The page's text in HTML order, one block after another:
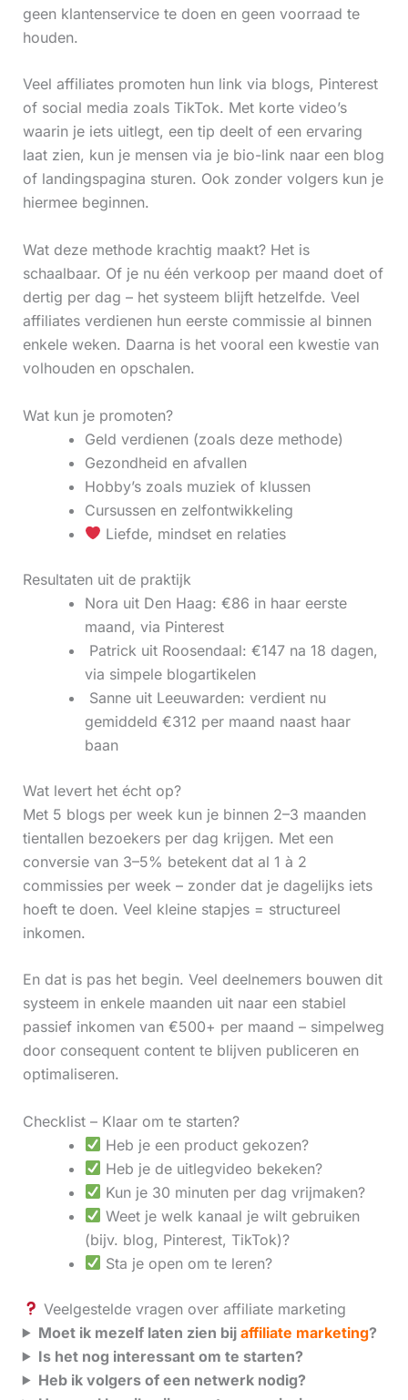
geen klantenservice te doen en geen voorraad te
houden.
Veel affiliates promoten hun link via blogs, Pinterest
of social media zoals TikTok. Met korte video’s
waarin je iets uitlegt, een tip deelt of een ervaring
laat zien, kun je mensen via je bio-link naar een blog
of landingspagina sturen. Ook zonder volgers kun je
hiermee beginnen.
Wat deze methode krachtig maakt? Het is
schaalbaar. Of je nu één verkoop per maand doet of
dertig per dag – het systeem blijft hetzelfde. Veel
affiliates verdienen hun eerste commissie al binnen
enkele weken. Daarna is het vooral een kwestie van
volhouden en opschalen.
Wat kun je promoten?
Geld verdienen (zoals deze methode)
Gezondheid en afvallen
Hobby’s zoals muziek of klussen
Cursussen en zelfontwikkeling
Liefde, mindset en relaties
Resultaten uit de praktijk
Nora uit Den Haag: €86 in haar eerste
maand, via Pinterest
‍ Patrick uit Roosendaal: €147 na 18 dagen,
via simpele blogartikelen
‍ Sanne uit Leeuwarden: verdient nu
gemiddeld €312 per maand naast haar
baan
Wat levert het écht op?
Met 5 blogs per week kun je binnen 2–3 maanden
tientallen bezoekers per dag krijgen. Met een
conversie van 3–5% betekent dat al 1 à 2
commissies per week – zonder dat je dagelijks iets
hoeft te doen. Veel kleine stapjes = structureel
inkomen.
En dat is pas het begin. Veel deelnemers bouwen dit
systeem in enkele maanden uit naar een stabiel
passief inkomen van €500+ per maand – simpelweg
door consequent content te blijven publiceren en
optimaliseren.
Checklist – Klaar om te starten?
Heb je een product gekozen?
Heb je de uitlegvideo bekeken?
Kun je 30 minuten per dag vrijmaken?
Weet je welk kanaal je wilt gebruiken
(bijv. blog, Pinterest, TikTok)?
Sta je open om te leren?
Veelgestelde vragen over affiliate marketing
Moet ik mezelf laten zien bij affiliate marketing?
Is het nog interessant om te starten?
Heb ik volgers of een netwerk nodig?